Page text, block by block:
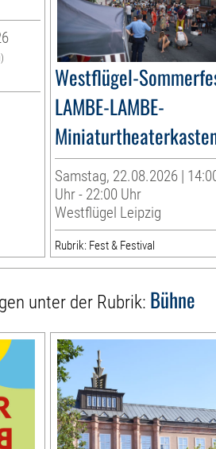
Westflügel-
LAMBE-LAMBE-
Samstag, 22.08.2026 |
Uhr - 22:00 Uhr
Westflügel Leipzig
Rubrik: Fest & Festival
unter der Rubrik: Bühne